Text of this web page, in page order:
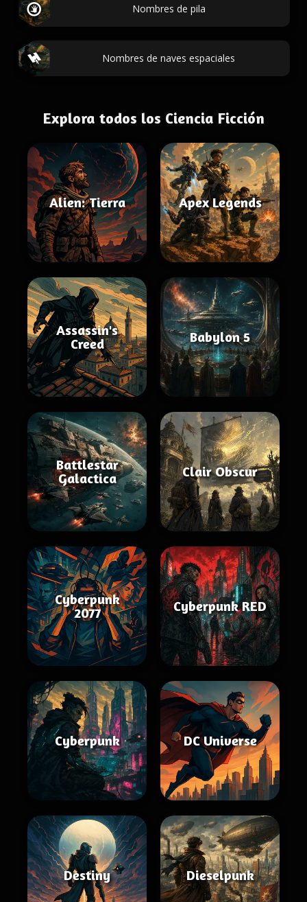
Nombres de pila
Nombres de naves espaciales
Explora todos los Ciencia Ficción
Alien: Tierra Apex Legends
Assassin's
Creed
Babylon 5
Battlestar
Galactica
Clair Obscur
Cyberpunk
2077
Cyberpunk RED
Cyberpunk DC Universe
Destiny Dieselpunk